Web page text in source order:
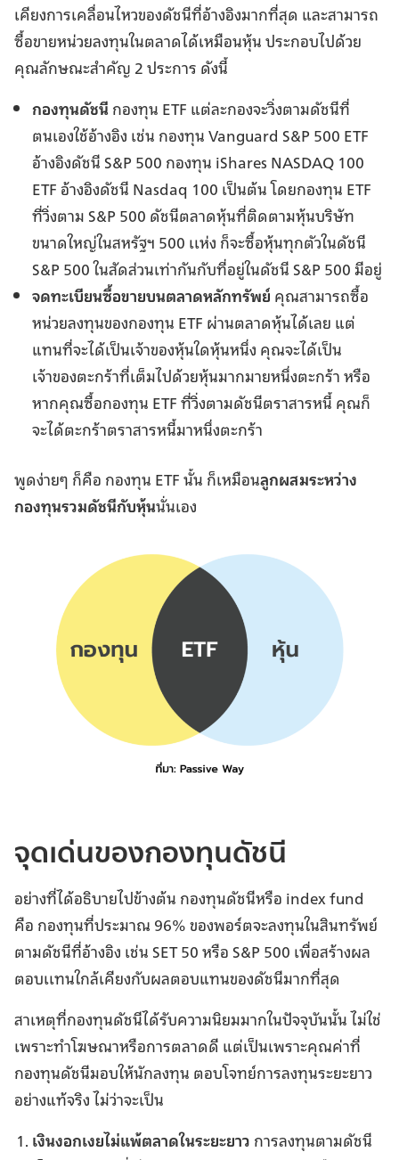
เคียงการเคลื่อนไหวของดัชนีที่อ้างอิงมากที่สุด และสามารถ
ซื้อขายหน่วยลงทุนในตลาดได้เหมือนหุ้น ประกอบไปด้วย
คุณลักษณะสำคัญ 2 ประการ ดังนี้
กองทุนดัชนีกองทุน ETF แต่ละกองจะวิ่งตามดัชนีที่
ตนเองใช้อ้างอิง เช่น กองทุน Vanguard S&P 500 ETF
อ้างอิงดัชนี S&P 500 กองทุน iShares NASDAQ 100
ETF อ้างอิงดัชนี Nasdaq 100 เป็นต้น โดยกองทุน ETF
ที่วิ่งตาม S&P 500 ดัชนีตลาดหุ้นที่ติดตามหุ้นบริษัท
ขนาดใหญ่ในสหรัฐฯ 500 เเห่ง ก็จะซื้อหุ้นทุกตัวในดัชนี
S&P 500 ในสัดส่วนเท่ากันกับที่อยู่ในดัชนี S&P 500 มีอยู่
จดทะเบียนซื้อขายบนตลาดหลักทรัพย์ คุณสามารถซื้อ
หน่วยลงทุนของกองทุน ETF ผ่านตลาดหุ้นได้เลย แต่
แทนที่จะได้เป็นเจ้าของหุ้นใดหุ้นหนึ่ง คุณจะได้เป็น
เจ้าของตะกร้าที่เต็มไปด้วยหุ้นมากมายหนึ่งตะกร้า หรือ
หากคุณซื้อกองทุน ETF ที่วิ่งตามดัชนีตราสารหนี้ คุณก็
จะได้ตะกร้าตราสารหนี้มาหนึ่งตะกร้า
พูดง่ายๆ ก็คือ กองทุน ETF นั้น ก็เหมือนลูกผสมระหว่าง
กองทุนรวมดัชนีกับหุ้นนั่นเอง
จุดเด่นของกองทุนดัชนี
อย่างที่ได้อธิบายไปข้างต้น กองทุนดัชนีหรือ index fund
คือ กองทุนที่ประมาณ 96% ของพอร์ตจะลงทุนในสินทรัพย์
ตามดัชนีที่อ้างอิง เช่น SET 50 หรือ S&P 500 เพื่อสร้างผล
ตอบเเทนใกล้เคียงกับผลตอบแทนของดัชนีมากที่สุด
สาเหตุที่กองทุนดัชนีได้รับความนิยมมากในปัจจุบันนั้น ไม่ใช่
เพราะทำโฆษณาหรือการตลาดดี แต่เป็นเพราะคุณค่าที่
กองทุนดัชนีมอบให้นักลงทุน ตอบโจทย์การลงทุนระยะยาว
อย่างแท้จริง ไม่ว่าจะเป็น
เงินงอกเงยไม่แพ้ตลาดในระยะยาว การลงทุนตามดัชนี